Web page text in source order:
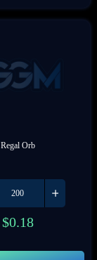
Regal Orb
$0.18